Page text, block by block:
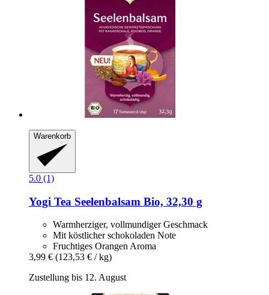
Warenkorb
5.0 (1)
Yogi Tea Seelenbalsam Bio, 32,30 g
Warmherziger, vollmundiger Geschmack
Mit köstlicher schokoladen Note
Fruchtiges Orangen Aroma
3,99 € (123,53 € / kg)
Zustellung bis 12. August